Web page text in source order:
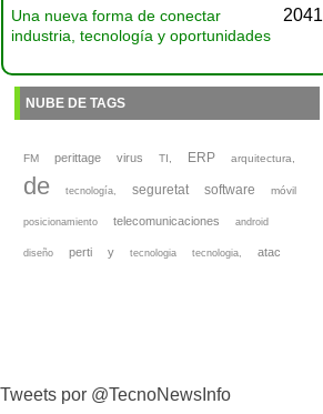
Una nueva forma de conectar
industria, tecnología y oportunidades
2041
NUBE DE TAGS
FM perittage virus TI, ERP arquitectura,
de tecnología, seguretat software móvil
posicionamiento telecomunicaciones android
diseño perti y tecnologia tecnologia, atac
Tweets por @TecnoNewsInfo